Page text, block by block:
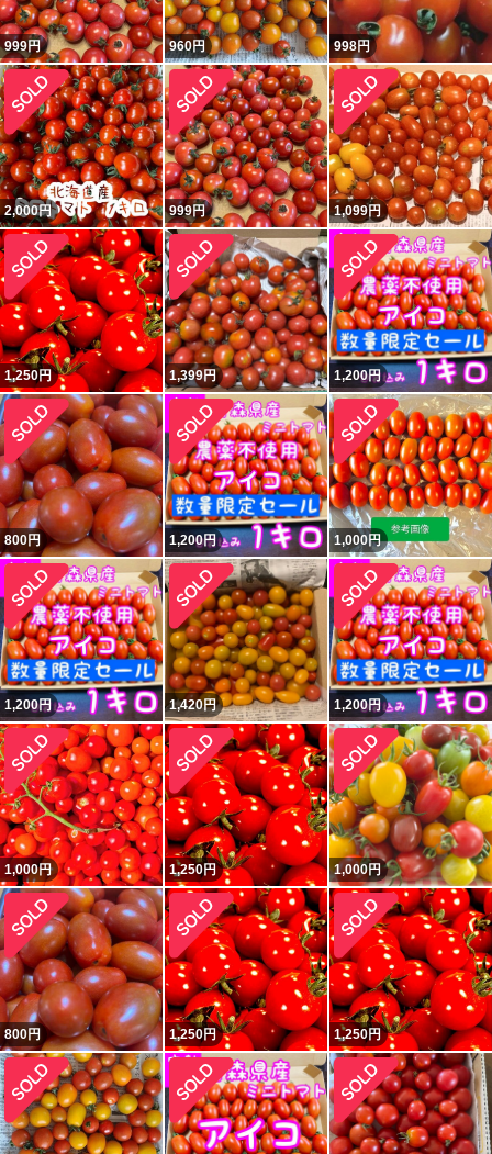
999円 960円 998円
2,000円 999円 1,099円
1,250円 1,399円 1,200円
800円 1,200円 1,000円
1,200円 1,420円 1,200円
1,000円 1,250円 1,000円
800円 1,250円 1,250円